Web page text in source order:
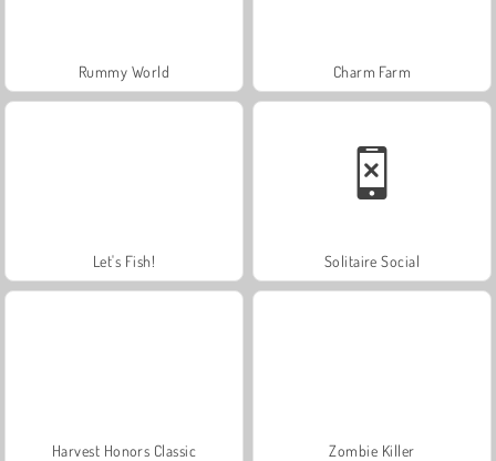
Rummy World Charm Farm
Let's Fish! Solitaire Social
Harvest Honors Classic Zombie Killer